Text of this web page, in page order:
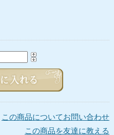
この商品についてお問い合わせ
この商品を友達に教える